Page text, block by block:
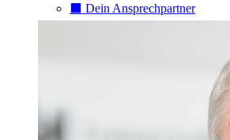
⬛️ Dein Ansprechpartner